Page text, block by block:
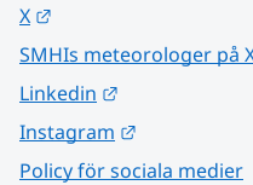
X
SMHIs meteorologer på
Linkedin
Instagram
Policy för sociala medier